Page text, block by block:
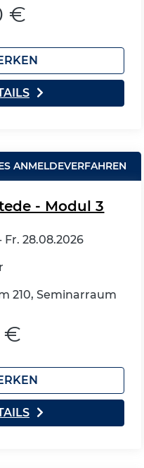
€
ANMELDEVERFAHREN
- Modul 3
Fr. 28.08.2026
210, Seminarraum
€